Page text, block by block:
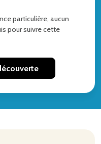
particulière, aucun
pour suivre cette